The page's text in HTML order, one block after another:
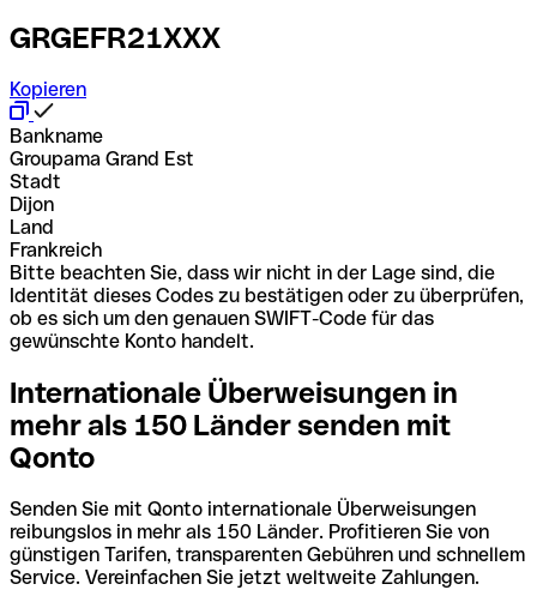
GRGEFR21XXX
Kopieren
Bankname
Groupama Grand Est
Stadt
Dijon
Land
Frankreich
Bitte beachten Sie, dass wir nicht in der Lage sind, die
Identität dieses Codes zu bestätigen oder zu überprüfen,
ob es sich um den genauen SWIFT-Code für das
gewünschte Konto handelt.
Internationale Überweisungen in
mehr als 150 Länder senden mit
Qonto
Senden Sie mit Qonto internationale Überweisungen
reibungslos in mehr als 150 Länder. Profitieren Sie von
günstigen Tarifen, transparenten Gebühren und schnellem
Service. Vereinfachen Sie jetzt weltweite Zahlungen.